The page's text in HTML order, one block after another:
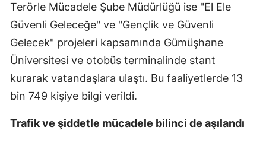
Nevşehir
Niğde
Terörle Mücadele Şube Müdürlüğü ise "El Ele
Güvenli Geleceğe" ve "Gençlik ve Güvenli
Gelecek" projeleri kapsamında Gümüşhane
Üniversitesi ve otobüs terminalinde stant
kurarak vatandaşlara ulaştı. Bu faaliyetlerde 13
bin 749 kişiye bilgi verildi.
Trafik ve şiddetle mücadele bilinci de aşılandı